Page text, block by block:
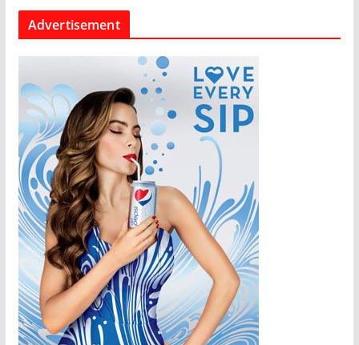
Advertisement